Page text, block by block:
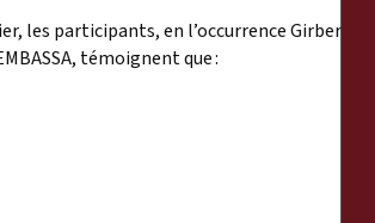
les participants, en l’occurrence Girbert
témoignent que :